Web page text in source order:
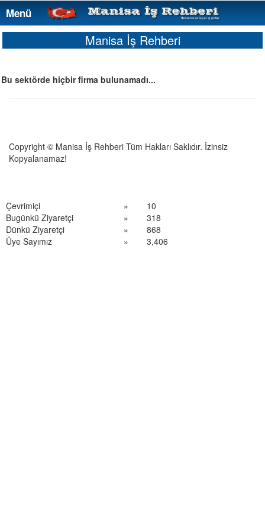
Menü
Menü
Manisa İş Rehberi
Bu sektörde hiçbir firma bulunamadı...
Copyright © Manisa İş Rehberi Tüm Hakları Saklıdır. İzinsiz
Kopyalanamaz!
Çevrimiçi »
10
Bugünkü Ziyaretçi
»
318
Dünkü Ziyaretçi
»
868
Üye Sayımız
» 3,406